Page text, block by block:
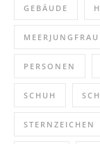
GEBÄUDE
MEERJUNGFRAU
PERSONEN
SCHUH
STERNZEICHEN